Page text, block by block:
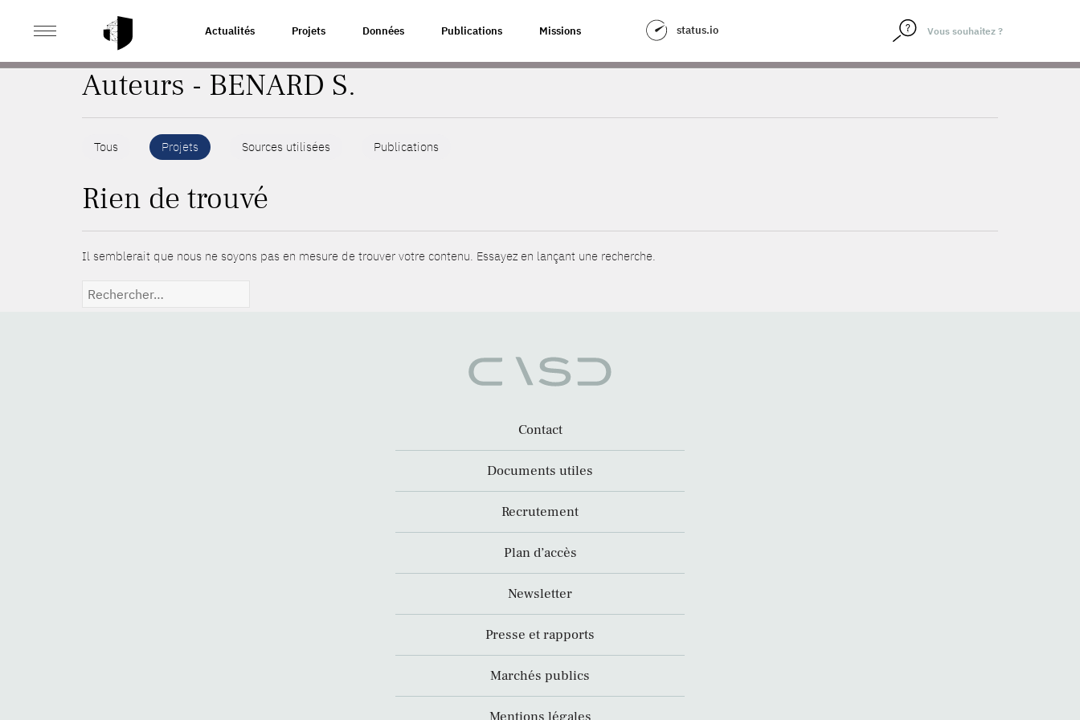
Actualités Projets Données Publications Missions status.io
ACCUEIL
Auteurs - BENARD S.
Tous Projets Sources utilisées Publications
Rien de trouvé
Il semblerait que nous ne soyons pas en mesure de trouver votre contenu. Essayez en lançant une recherche.
Rechercher :
Contact
Documents utiles
Recrutement
Plan d’accès
Newsletter
Presse et rapports
Marchés publics